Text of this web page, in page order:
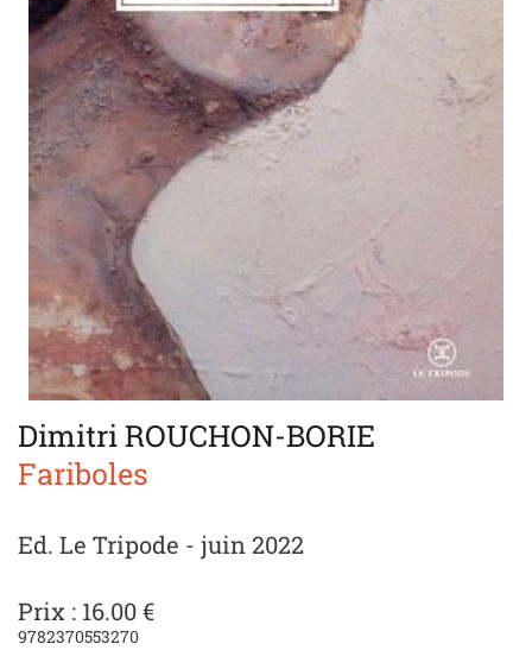
Dimitri ROUCHON-BORIE
Fariboles
Ed. Le Tripode - juin 2022
Prix : 16.00 €
9782370553270